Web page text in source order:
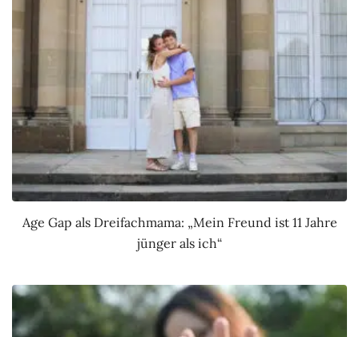
Age Gap als Dreifachmama: „Mein Freund ist 11 Jahre
jünger als ich“